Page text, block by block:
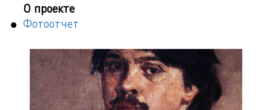
О проекте
Фотоотчет